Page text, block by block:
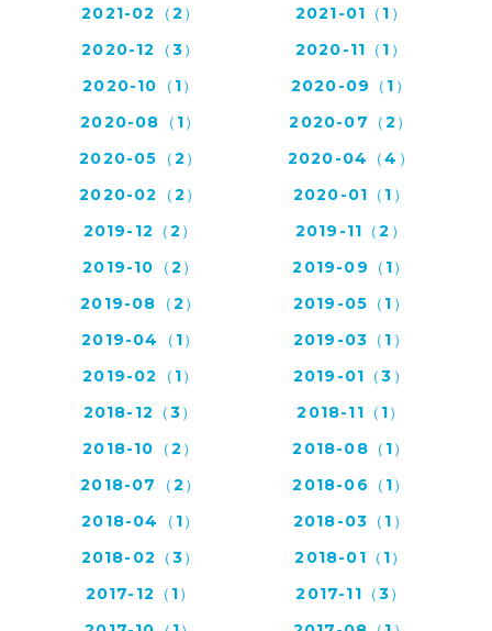
2021-02（2）
2021-01（1）
2020-12（3）
2020-11（1）
2020-10（1）
2020-09（1）
2020-08（1）
2020-07（2）
2020-05（2）
2020-04（4）
2020-02（2）
2020-01（1）
2019-12（2）
2019-11（2）
2019-10（2）
2019-09（1）
2019-08（2）
2019-05（1）
2019-04（1）
2019-03（1）
2019-02（1）
2019-01（3）
2018-12（3）
2018-11（1）
2018-10（2）
2018-08（1）
2018-07（2）
2018-06（1）
2018-04（1）
2018-03（1）
2018-02（3）
2018-01（1）
2017-12（1）
2017-11（3）